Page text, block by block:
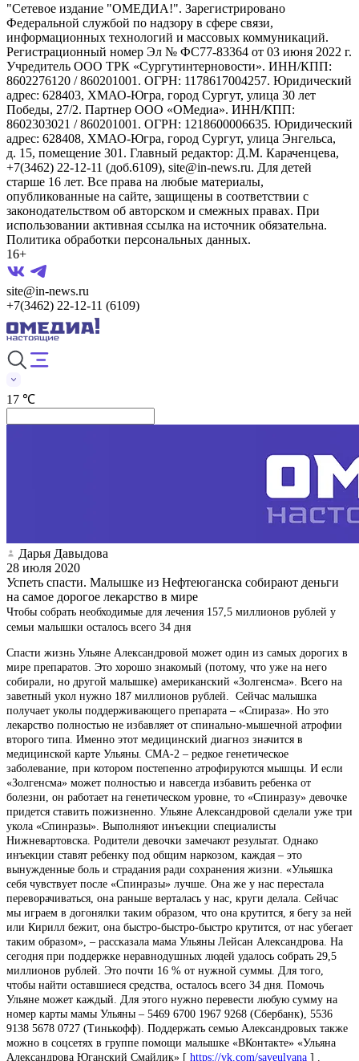
"Сетевое издание "ОМЕДИА!". Зарегистрировано
Федеральной службой по надзору в сфере связи,
информационных технологий и массовых коммуникаций.
Регистрационный номер Эл № ФС77-83364 от 03 июня 2022 г.
Учредитель ООО ТРК «Сургутинтерновости». ИНН/КПП:
8602276120 / 860201001. ОГРН: 1178617004257. Юридический
адрес: 628403, ХМАО-Югра, город Сургут, улица 30 лет
Победы, 27/2. Партнер ООО «ОМедиа». ИНН/КПП:
8602303021 / 860201001. ОГРН: 1218600006635. Юридический
адрес: 628408, ХМАО-Югра, город Сургут, улица Энгельса,
д. 15, помещение 301. Главный редактор: Д.М. Караченцева,
+7(3462) 22-12-11 (доб.6109), site@in-news.ru. Для детей
старше 16 лет. Все права на любые материалы,
опубликованные на сайте, защищены в соответствии с
законодательством об авторском и смежных правах. При
использовании активная ссылка на источник обязательна.
Политика обработки персональных данных.
16+
site@in-news.ru
+7(3462) 22-12-11 (6109)
17 ℃
Дарья Давыдова
28 июля 2020
Успеть спасти. Малышке из Нефтеюганска собирают деньги
на самое дорогое лекарство в мире
Чтобы собрать необходимые для лечения 157,5 миллионов рублей у
семьи малышки осталось всего 34 дня
Спасти жизнь Ульяне Александровой может один из самых дорогих в
мире препаратов. Это хорошо знакомый (потому, что уже на него
собирали, но другой малышке) американский «Золгенсма». Всего на
заветный укол нужно 187 миллионов рублей. Сейчас малышка
получает уколы поддерживающего препарата – «Спираза». Но это
лекарство полностью не избавляет от спинально-мышечной атрофии
второго типа. Именно этот медицинский диагноз значится в
медицинской карте Ульяны. СМА-2 – редкое генетическое
заболевание, при котором постепенно атрофируются мышцы. И если
«Золгенсма» может полностью и навсегда избавить ребенка от
болезни, он работает на генетическом уровне, то «Спинразу» девочке
придется ставить пожизненно. Ульяне Александровой сделали уже три
укола «Спинразы». Выполняют инъекции специалисты
Нижневартовска. Родители девочки замечают результат. Однако
инъекции ставят ребенку под общим наркозом, каждая – это
вынужденные боль и страдания ради сохранения жизни. «Ульяшка
себя чувствует после «Спинразы» лучше. Она же у нас перестала
переворачиваться, она раньше верталась у нас, круги делала. Сейчас
мы играем в догонялки таким образом, что она крутится, я бегу за ней
или Кирилл бежит, она быстро-быстро-быстро крутится, от нас убегает
таким образом», – рассказала мама Ульяны Лейсан Александрова. На
сегодня при поддержке неравнодушных людей удалось собрать 29,5
миллионов рублей. Это почти 16 % от нужной суммы. Для того,
чтобы найти оставшиеся средства, осталось всего 34 дня. Помочь
Ульяне может каждый. Для этого нужно перевести любую сумму на
номер карты мамы Ульяны – 5469 6700 1967 9268 (Сбербанк), 5536
9138 5678 0727 (Тинькофф). Поддержать семью Александровых также
можно в соцсетях в группе помощи малышке «ВКонтакте» «Ульяна
Александрова Юганский Смайлик» [ https://vk.com/saveulyana ] .